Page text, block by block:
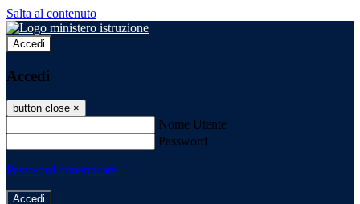
Salta al contenuto
Accedi
Accedi
button close ×
Nome Utente
Password
Password dimenticata?